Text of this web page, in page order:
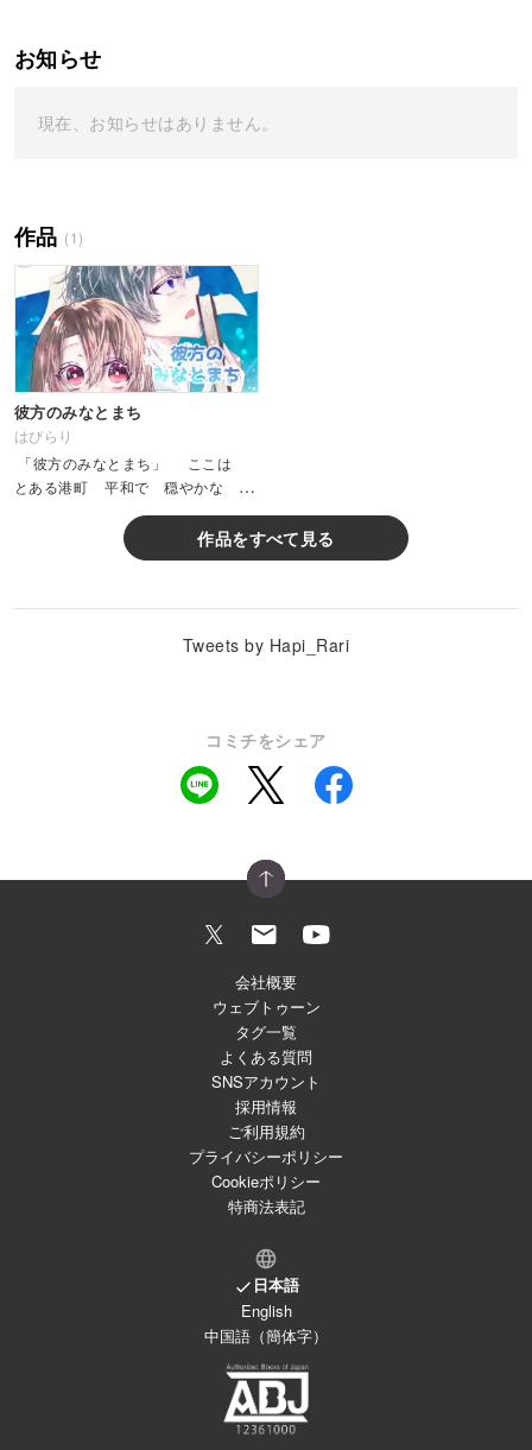
お知らせ
現在、お知らせはありません。
作品 (1)
彼方のみなとまち
はぴらり
「彼方のみなとまち」 ここは
とある港町 平和で 穏やかな 小
作品をすべて見る
Tweets by Hapi_Rari
コミチをシェア
会社概要
ウェブトゥーン
タグ一覧
よくある質問
SNSアカウント
採用情報
ご利用規約
プライバシーポリシー
Cookieポリシー
特商法表記
日本語
English
中国語（簡体字）